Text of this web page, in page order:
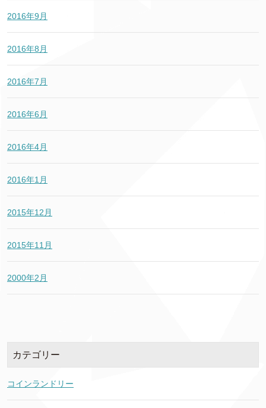
2016年9月
2016年8月
2016年7月
2016年6月
2016年4月
2016年1月
2015年12月
2015年11月
2000年2月
カテゴリー
コインランドリー